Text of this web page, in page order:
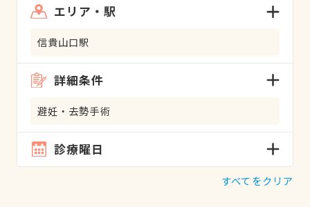
エリア・駅
信貴山口駅
詳細条件
避妊・去勢手術
診療曜日
すべてをクリア